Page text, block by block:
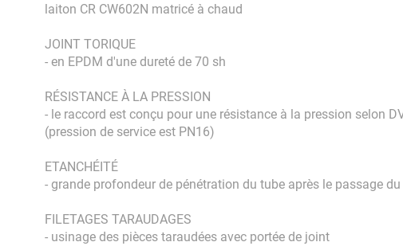
laiton CR CW602N matricé à chaud
JOINT TORIQUE
- en EPDM d'une dureté de 70 sh
RÉSISTANCE À LA PRESSION
- le raccord est conçu pour une résistance à la pression selon
(pression de service est PN16)
ETANCHÉITÉ
- grande profondeur de pénétration du tube après le passage
FILETAGES TARAUDAGES
- usinage des pièces taraudées avec portée de joint